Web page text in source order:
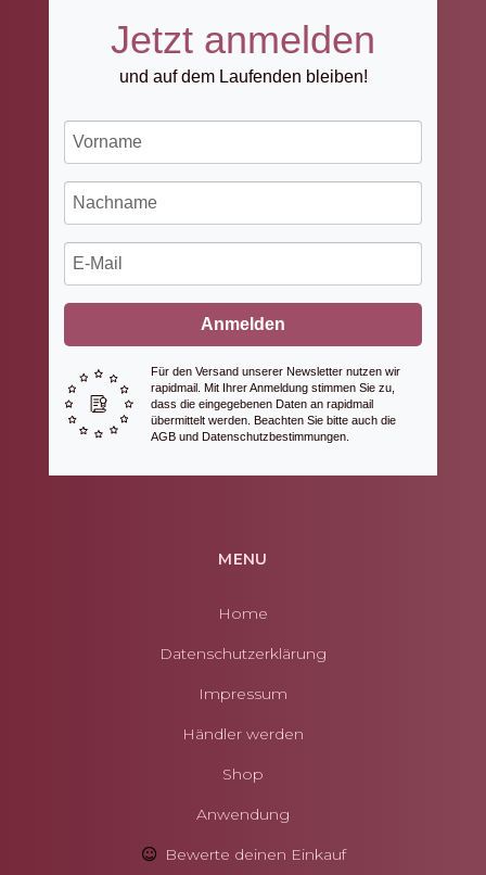
Jetzt anmelden
und auf dem Laufenden bleiben!
Anmelden
Für den Versand unserer Newsletter nutzen wir
rapidmail. Mit Ihrer Anmeldung stimmen Sie zu,
dass die eingegebenen Daten an rapidmail
übermittelt werden. Beachten Sie bitte auch die
AGB und Datenschutzbestimmungen.
MENU
Home
Datenschutzerklärung
Impressum
Händler werden
Shop
Anwendung
Bewerte deinen Einkauf